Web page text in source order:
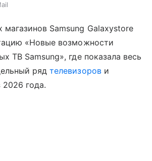
Samsung Galaxystore
«Новые возможности
ТВ Samsung», где показала весь
рядтелевизорови
2026 года.